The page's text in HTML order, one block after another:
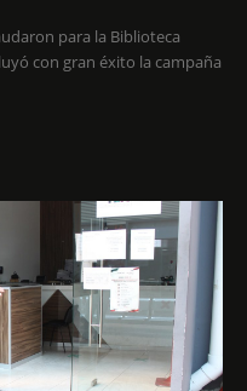
para la Biblioteca